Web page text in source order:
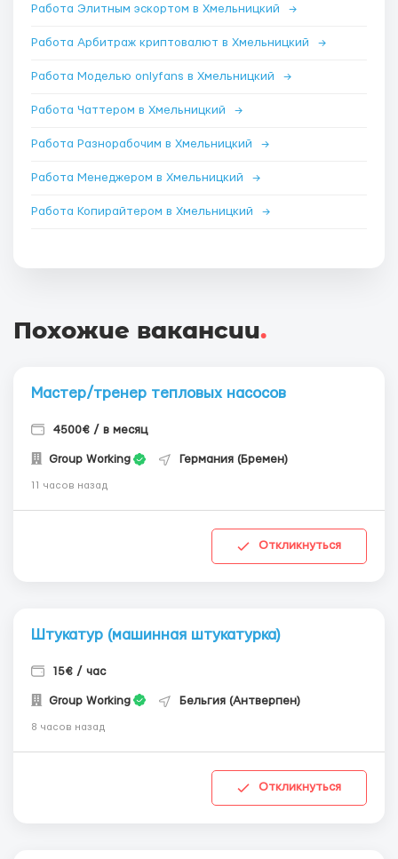
Работа Элитным эскортом в Хмельницкий →
Работа Арбитраж криптовалют в Хмельницкий →
Работа Моделью onlyfans в Хмельницкий →
Работа Чаттером в Хмельницкий →
Работа Разнорабочим в Хмельницкий →
Работа Менеджером в Хмельницкий →
Работа Копирайтером в Хмельницкий →
Похожие вакансии.
Мастер/тренер тепловых насосов
4500€ / в месяц
Group Working Германия (Бремен)
11 часов назад
Откликнуться
Штукатур (машинная штукатурка)
15€ / час
Group Working Бельгия (Антверпен)
8 часов назад
Откликнуться